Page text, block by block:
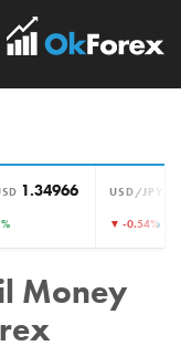
1.34966 USD/JPY
▼ -0.54%
›
Money